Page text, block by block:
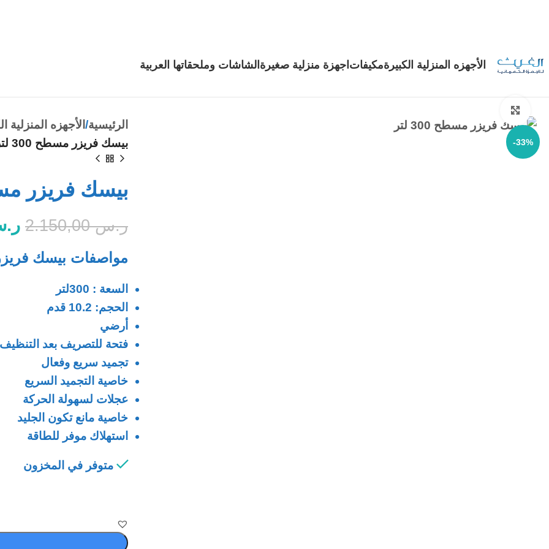
الأجهزه المنزلية الكبيرةمكيفات اجهزة منزلية صغيرة الشاشات وملحقاتها العربية
-33%
الرئيسية الأجهزه المنزلية
بيسك فريزر مسطح 300 لتر أبيض 10.2 قدم
بيسك فريزر مسطح 300 لتر
ر.س2.150,00
مواصفات بيسك فريزر
السعة : 300لتر
الحجم: 10.2 قدم
أرضي
فتحة للتصريف بعد التنظيف
تجميد سريع وفعال
خاصية التجميد السريع
عجلات لسهولة الحركة
خاصية مانع تكون الجليد
استهلاك موفر للطاقة
متوفر في المخزون